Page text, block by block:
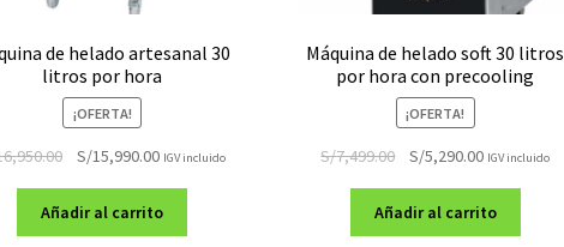
de helado artesanal 30
litros por hora
¡OFERTA!
original
era:
S/15,990.00El
actual
es:
IGV incluido
Añadir al carrito
Máquina de helado soft 30 litros
por hora con precooling
¡OFERTA!
S/7,499.00
El
original
era:
S/5,290.00El
actual
es:
IGV incluido
Añadir al carrito